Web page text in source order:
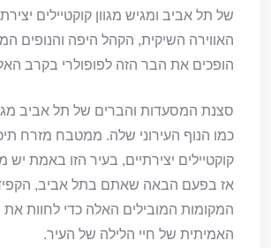
של תל אביב ומגיש מגוון קוקטיילים
האווירה השיקית, הקהל היפה והנופים
הופכים את הבר הזה לפופולרי בקרב
סצנת המסעדות והברים של תל אביב
כמו הנוף העירוני שלה. ממטבח מזרח
קוקטיילים יצירתיים, בעיר הזו באמת
אז בפעם הבאה שאתם בתל אביב,
המקומות המובילים האלה כדי לחוות
האמיתית של חיי הלילה של העיר.